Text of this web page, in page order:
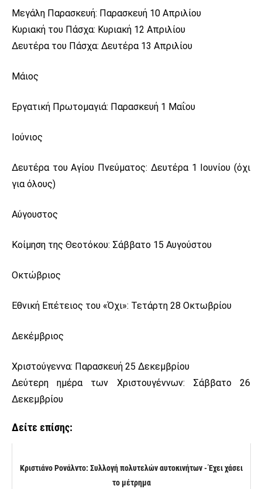
Μεγάλη Παρασκευή: Παρασκευή 10 Απριλίου
Κυριακή του Πάσχα: Κυριακή 12 Απριλίου
Δευτέρα του Πάσχα: Δευτέρα 13 Απριλίου
Μάιος
Εργατική Πρωτομαγιά: Παρασκευή 1 Μαΐου
Ιούνιος
Δευτέρα του Αγίου Πνεύματος: Δευτέρα 1 Ιουνίου (όχι
για όλους)
Αύγουστος
Κοίμηση της Θεοτόκου: Σάββατο 15 Αυγούστου
Οκτώβριος
Εθνική Επέτειος του «Όχι»: Τετάρτη 28 Οκτωβρίου
Δεκέμβριος
Χριστούγεννα: Παρασκευή 25 Δεκεμβρίου
Δεύτερη ημέρα των Χριστουγέννων: Σάββατο 26
Δεκεμβρίου
Δείτε επίσης:
Κριστιάνο Ρονάλντο: Συλλογή πολυτελών αυτοκινήτων - Έχει χάσει
το μέτρημα